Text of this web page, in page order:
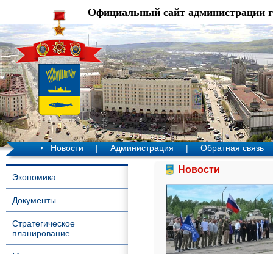
Официальный сайт администрации
Новости | Администрация | Обратная связь
Экономика
Документы
Стратегическое
планирование
Новости